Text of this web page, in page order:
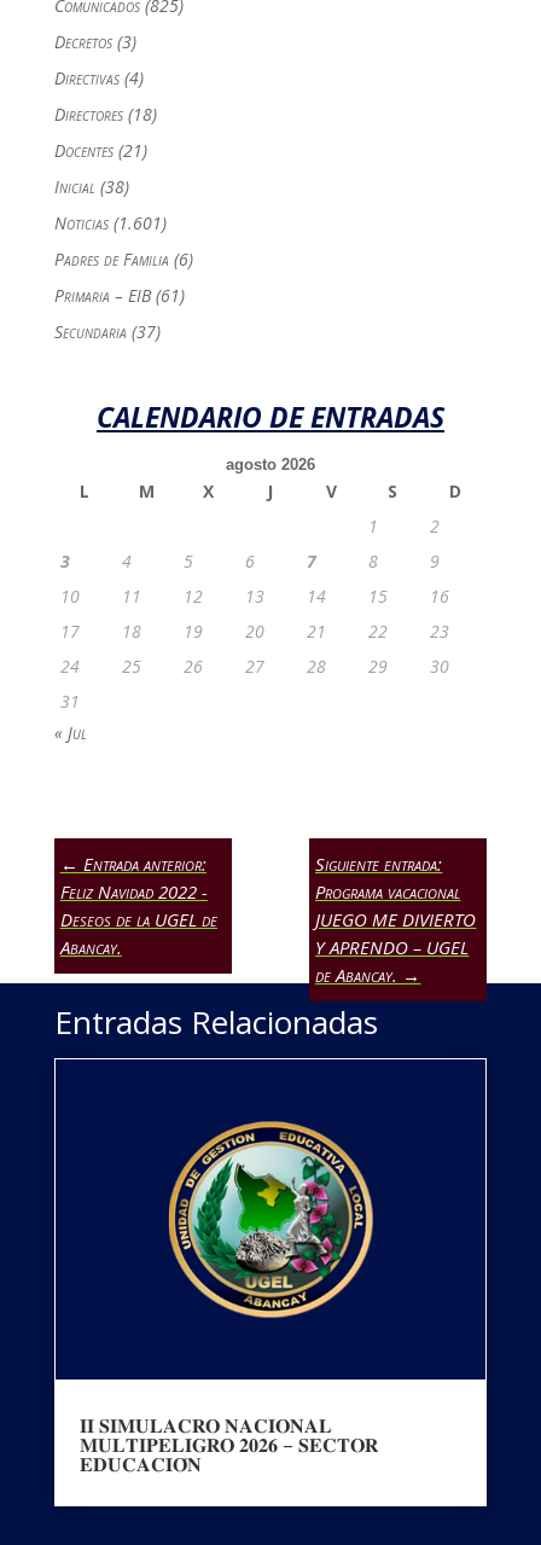
Comunicados(825)
Decretos(3)
Directivas(4)
Directores(18)
Docentes(21)
Inicial (38)
Noticias(1.601)
Padres de Familia (6)
Primaria – EIB(61)
Secundaria (37)
CALENDARIO DE ENTRADAS
agosto 2026
L M X J V S
D
1
2
3
4 5 6 7 8
9
10
11 12 13 14 15
16
17
18 19 20 21 22
23
24
25 26 27 28 29
30
31
« Jul
← Entrada anterior:
Feliz Navidad 2022 -
Deseos de la UGEL de
Abancay.
Siguiente entrada:
Programa vacacional
JUEGO ME DIVIERTO
Y APRENDO – UGEL
de Abancay. →
Entradas Relacionadas
𝐈𝐈 𝐒𝐈𝐌𝐔𝐋𝐀𝐂𝐑𝐎 𝐍𝐀𝐂𝐈𝐎𝐍𝐀𝐋
𝐌𝐔𝐋𝐓𝐈𝐏𝐄𝐋𝐈𝐆𝐑𝐎 𝟐𝟎𝟐𝟔 – 𝐒𝐄𝐂𝐓𝐎𝐑
𝐄𝐃𝐔𝐂𝐀𝐂𝐈𝐎́𝐍